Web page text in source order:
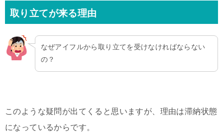
取り立てが来る理由
なぜアイフルから取り立てを受けなければならない
の？
このような疑問が出てくると思いますが、理由は滞納状態
になっているからです。